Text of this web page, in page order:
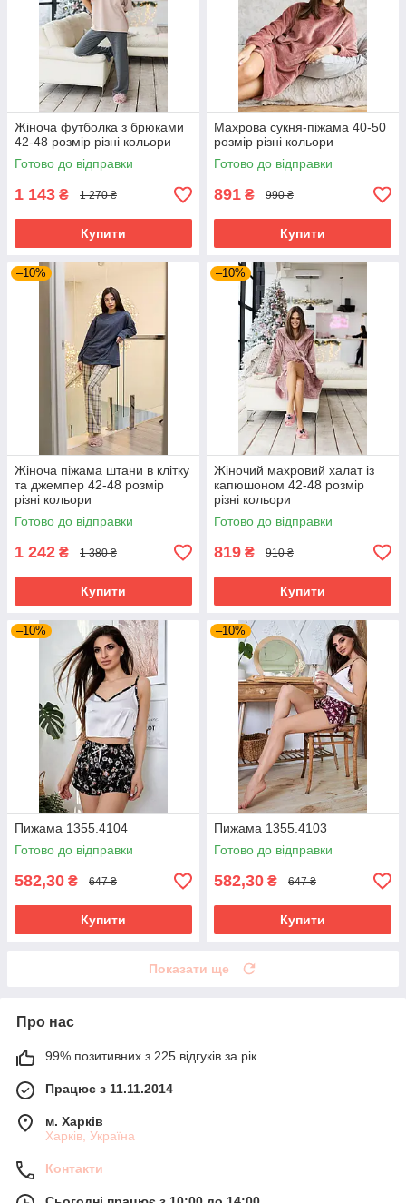
Жіноча футболка з брюками
42-48 розмір різні кольори
Готово до відправки
1 143 ₴ 1 270 ₴
Купити
Махрова сукня-піжама 40-50
розмір різні кольори
Готово до відправки
891 ₴ 990 ₴
Купити
–10%
Жіноча піжама штани в клітку
та джемпер 42-48 розмір
різні кольори
Готово до відправки
1 242 ₴ 1 380 ₴
Купити
–10%
Жіночий махровий халат із
капюшоном 42-48 розмір
різні кольори
Готово до відправки
819 ₴ 910 ₴
Купити
–10%
Пижама 1355.4104
Готово до відправки
582,30 ₴ 647 ₴
Купити
–10%
Пижама 1355.4103
Готово до відправки
582,30 ₴ 647 ₴
Купити
Показати ще
Про нас
99% позитивних з 225 відгуків за рік
Працює з 11.11.2014
м. Харків
Харків, Україна
Контакти